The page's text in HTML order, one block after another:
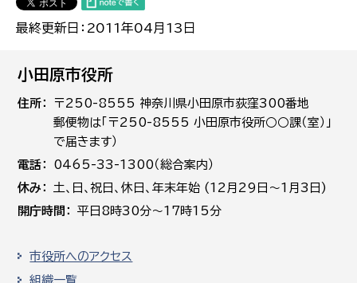
最終更新日：2011年04月13日
小田原市役所
住所
〒250-8555 神奈川県小田原市荻窪300番地
郵便物は「〒250-8555 小田原市役所○○課（室）」
で届きます）
電話
0465-33-1300（総合案内）
休み
土､日､祝日、休日、年末年始 (12月29日～1月3日)
開庁時間
平日8時30分～17時15分
市役所へのアクセス
組織一覧